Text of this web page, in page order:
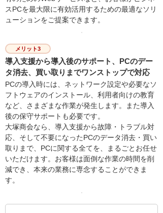
スPCを最大限に有効活用するための最適なソリ
ューションをご提案できます。
メリット3
導入支援から導入後のサポート、PCのデー
タ消去、買い取りまでワンストップで対応
PCの導入時には、ネットワーク設定や必要なソ
フトウェアのインストール、利用者向けの教育
など、さまざまな作業が発生します。また導入
後の保守サポートも必要です。
大塚商会なら、導入支援から故障・トラブル対
応、そして不要になったPCのデータ消去・買い
取りまで、PCに関する全てを、まるごとお任せ
いただけます。お客様は面倒な作業の時間を削
減でき、本来の業務に専念することができま
す。